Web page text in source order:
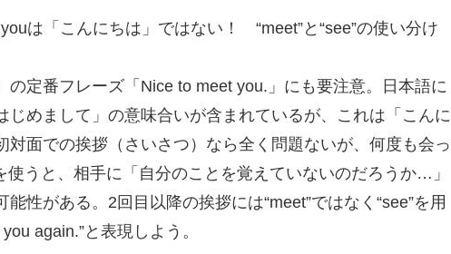
youは「こんにちは」ではない！ “meet”と“see”の使い分け
定番フレーズ「Nice to meet you.」にも要注意。日本語に
じめまして」の意味合いが含まれているが、これは「こんに
対面での挨拶（さいさつ）なら全く問題ないが、何度も会っ
使うと、相手に「自分のことを覚えていないのだろうか…」
能性がある。2回目以降の挨拶には“meet”ではなく“see”を用
again.”と表現しよう。